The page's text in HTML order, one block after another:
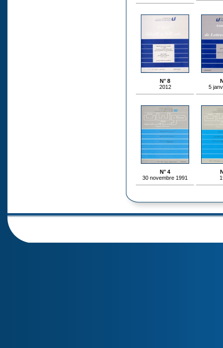
N° 8
2012
5
N° 4
30 novembre 1991